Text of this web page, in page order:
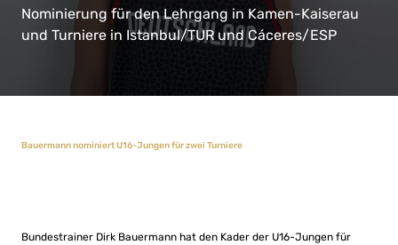
Nominierung für den Lehrgang in Kamen-Kaiserau
und Turniere in Istanbul/TUR und Cáceres/ESP
Bauermann nominiert U16-Jungen für zwei Turniere
Bundestrainer Dirk Bauermann hat den Kader der U16-Jungen für